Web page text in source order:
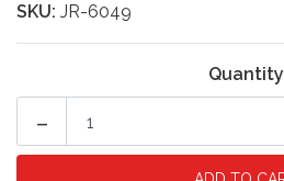
SKU: JR-6049
Quantity
-